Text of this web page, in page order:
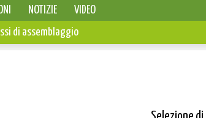
NOTIZIE
VIDEO
di assemblaggio